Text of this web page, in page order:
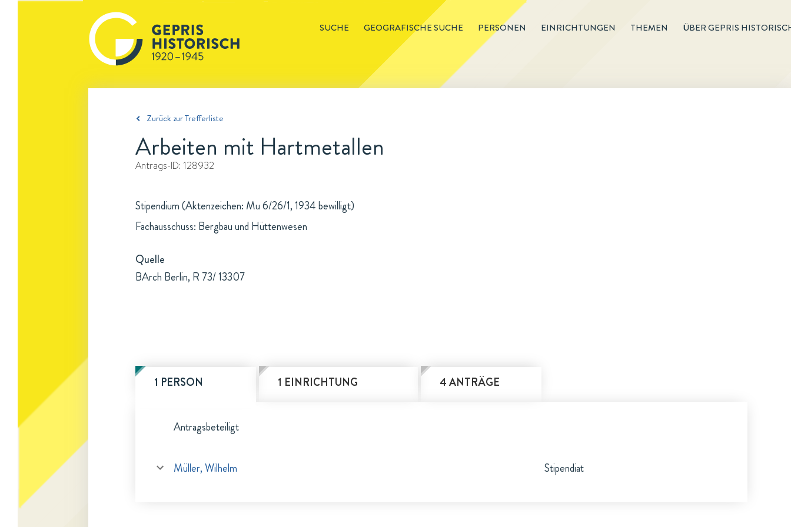
SUCHE GEOGRAFISCHE SUCHE PERSONEN EINRICHTUNGEN THEMEN ÜBER GEPRIS
Zurück zur Trefferliste
Arbeiten mit Hartmetallen
Antrags-ID: 128932
Stipendium (Aktenzeichen: Mu 6/26/1, 1934 bewilligt)
Fachausschuss: Bergbau und Hüttenwesen
Quelle
BArch Berlin, R 73/ 13307
1 PERSON 1 EINRICHTUNG 4 ANTRÄGE
Antragsbeteiligt
Müller, Wilhelm Stipendiat